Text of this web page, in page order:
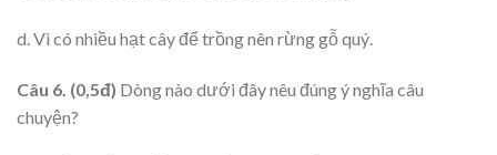
d. Vì có nhiều hạt cây để trồng nên rừng gỗ quý.
Câu 6. (0,5đ) Dòng nào dưới đây nêu đúng ý nghĩa câu
chuyện?